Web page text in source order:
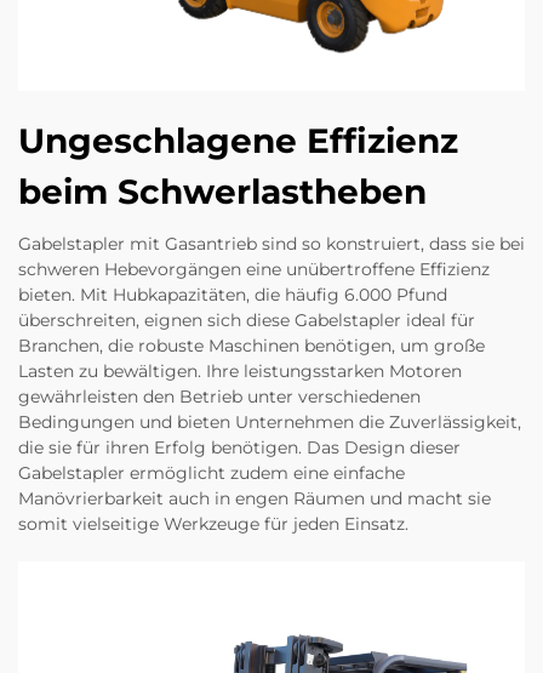
Ungeschlagene Effizienz
beim Schwerlastheben
Gabelstapler mit Gasantrieb sind so konstruiert, dass sie bei
schweren Hebevorgängen eine unübertroffene Effizienz
bieten. Mit Hubkapazitäten, die häufig 6.000 Pfund
überschreiten, eignen sich diese Gabelstapler ideal für
Branchen, die robuste Maschinen benötigen, um große
Lasten zu bewältigen. Ihre leistungsstarken Motoren
gewährleisten den Betrieb unter verschiedenen
Bedingungen und bieten Unternehmen die Zuverlässigkeit,
die sie für ihren Erfolg benötigen. Das Design dieser
Gabelstapler ermöglicht zudem eine einfache
Manövrierbarkeit auch in engen Räumen und macht sie
somit vielseitige Werkzeuge für jeden Einsatz.